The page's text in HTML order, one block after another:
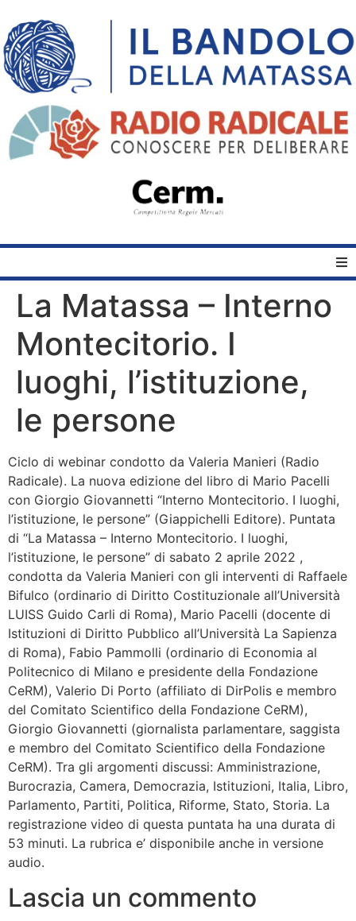
Home
Quelli del Bandolo
Bandolo
Fondazione CERM
Fondazione CERM – Idee
La Matassa – Interno
Montecitorio. I
luoghi, l’istituzione,
le persone
Ciclo di webinar condotto da Valeria Manieri (Radio
Radicale). La nuova edizione del libro di Mario Pacelli
con Giorgio Giovannetti “Interno Montecitorio. I luoghi,
l’istituzione, le persone” (Giappichelli Editore). Puntata
di “La Matassa – Interno Montecitorio. I luoghi,
l’istituzione, le persone” di sabato 2 aprile 2022 ,
condotta da Valeria Manieri con gli interventi di Raffaele
Bifulco (ordinario di Diritto Costituzionale all’Università
LUISS Guido Carli di Roma), Mario Pacelli (docente di
Istituzioni di Diritto Pubblico all’Università La Sapienza
di Roma), Fabio Pammolli (ordinario di Economia al
Politecnico di Milano e presidente della Fondazione
CeRM), Valerio Di Porto (affiliato di DirPolis e membro
del Comitato Scientifico della Fondazione CeRM),
Giorgio Giovannetti (giornalista parlamentare, saggista
e membro del Comitato Scientifico della Fondazione
CeRM). Tra gli argomenti discussi: Amministrazione,
Burocrazia, Camera, Democrazia, Istituzioni, Italia, Libro,
Parlamento, Partiti, Politica, Riforme, Stato, Storia. La
registrazione video di questa puntata ha una durata di
53 minuti. La rubrica e’ disponibile anche in versione
audio.
Lascia un commento